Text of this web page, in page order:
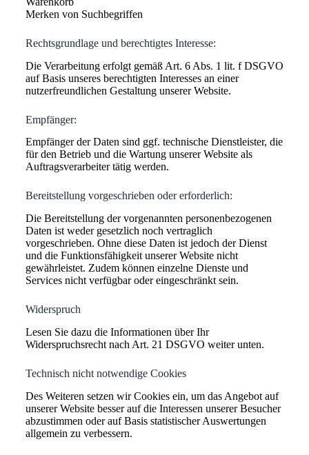
Merken von Suchbegriffen
Rechtsgrundlage und berechtigtes Interesse:
Die Verarbeitung erfolgt gemäß Art. 6 Abs. 1 lit. f DSGVO
auf Basis unseres berechtigten Interesses an einer
nutzerfreundlichen Gestaltung unserer Website.
Empfänger:
Empfänger der Daten sind ggf. technische Dienstleister, die
für den Betrieb und die Wartung unserer Website als
Auftragsverarbeiter tätig werden.
Bereitstellung vorgeschrieben oder erforderlich:
Die Bereitstellung der vorgenannten personenbezogenen
Daten ist weder gesetzlich noch vertraglich
vorgeschrieben. Ohne diese Daten ist jedoch der Dienst
und die Funktionsfähigkeit unserer Website nicht
gewährleistet. Zudem können einzelne Dienste und
Services nicht verfügbar oder eingeschränkt sein.
Widerspruch
Lesen Sie dazu die Informationen über Ihr
Widerspruchsrecht nach Art. 21 DSGVO weiter unten.
Technisch nicht notwendige Cookies
Des Weiteren setzen wir Cookies ein, um das Angebot auf
unserer Website besser auf die Interessen unserer Besucher
abzustimmen oder auf Basis statistischer Auswertungen
allgemein zu verbessern.